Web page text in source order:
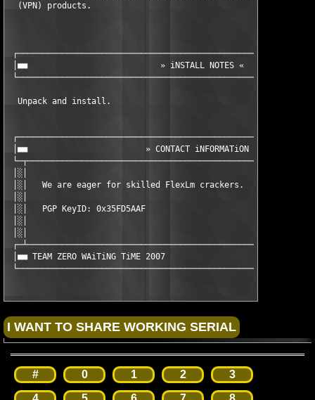
  (VPN) products.
│■■                           » iNSTALL NOTES «
  Unpack and install.
│■■                        » CONTACT iNFORMATiON «
│░│
│░│   We are eager for skilled FlexLm crackers.
│░│
│░│   PGP KeyID: 0x35FD5AAF
│░│
│░│
│■■ TEAM ZERO WAiTiNG TiME 2007
# 0 1 2
3